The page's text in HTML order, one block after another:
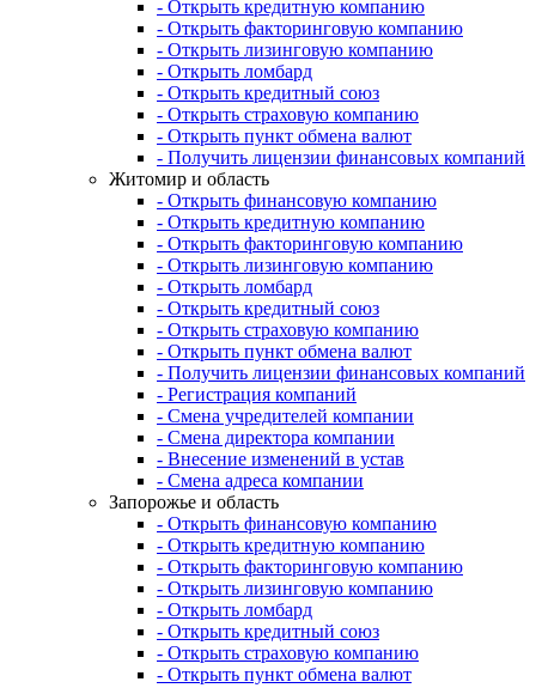
- Открыть кредитную компанию
- Открыть факторинговую компанию
- Открыть лизинговую компанию
- Открыть ломбард
- Открыть кредитный союз
- Открыть страховую компанию
- Открыть пункт обмена валют
- Получить лицензии финансовых компаний
Житомир и область
- Открыть финансовую компанию
- Открыть кредитную компанию
- Открыть факторинговую компанию
- Открыть лизинговую компанию
- Открыть ломбард
- Открыть кредитный союз
- Открыть страховую компанию
- Открыть пункт обмена валют
- Получить лицензии финансовых компаний
- Регистрация компаний
- Смена учредителей компании
- Смена директора компании
- Внесение изменений в устав
- Смена адреса компании
Запорожье и область
- Открыть финансовую компанию
- Открыть кредитную компанию
- Открыть факторинговую компанию
- Открыть лизинговую компанию
- Открыть ломбард
- Открыть кредитный союз
- Открыть страховую компанию
- Открыть пункт обмена валют